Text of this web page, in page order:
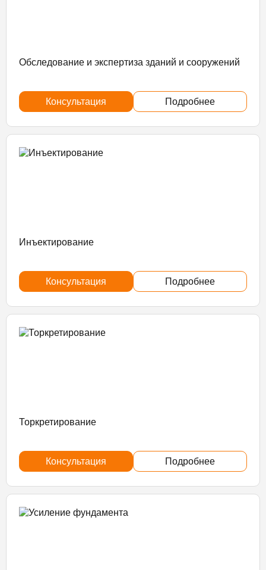
Обследование и экспертиза зданий и сооружений
Консультация Подробнее
Инъектирование
Консультация Подробнее
Торкретирование
Консультация Подробнее